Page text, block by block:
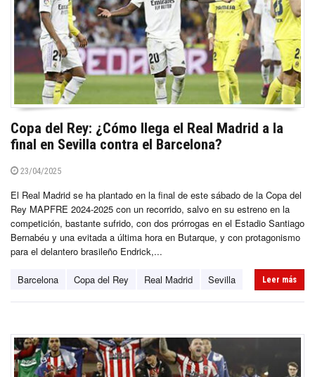
Copa del Rey: ¿Cómo llega el Real Madrid a la
final en Sevilla contra el Barcelona?
23/04/2025
El Real Madrid se ha plantado en la final de este sábado de la Copa del
Rey MAPFRE 2024-2025 con un recorrido, salvo en su estreno en la
competición, bastante sufrido, con dos prórrogas en el Estadio Santiago
Bernabéu y una evitada a última hora en Butarque, y con protagonismo
para el delantero brasileño Endrick,...
Barcelona Copa del Rey Real Madrid Sevilla Leer más